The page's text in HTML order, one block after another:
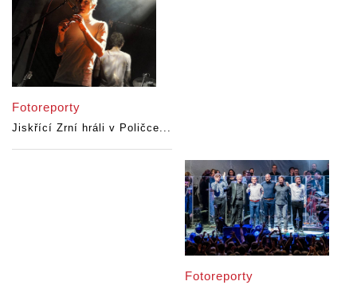
Fotoreporty
Jiskřící Zrní hráli v Poličce...
Fotoreporty